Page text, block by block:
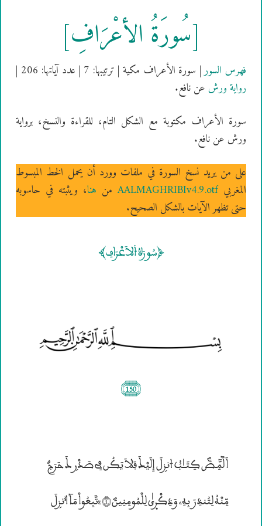
[سُورَةُ الأعْرَافِ]
فهرس السور| سورة الأعراف مكية | ترتيبها: 7 | عدد آياتها: 206 |
رواية ورشعن نافع.
سورة الأعراف مكتوبة مع الشكل التام، للقراءة والنسخ، برواية
ورش عن نافع.
على من يريد نسخ السورة في ملفات وورد أن يحمل الخط المبسوط
المغربيAALMAGHRIBIv4.9.otfمن هنا، ويثبته في حاسوبه
حتى تظهر الآيات بالشكل الصحيح.
[سُورَةُ ۴لاَعْرَافِ]
(150)
اَلَٓمِؓـصَٓؐ كِتَــٰــب٘ ۶نزۣلَ إِلَيْــكَ فَلاَ يَكُن فِى صَدْرۣكككَ حَرَجٌ
مِّنْهُ لِتُنذِرَ بِهِ” وَذِكْرۭيٰ لِلْمُومِنِينَؐ (1) “تَّبِعُواْ مَآ ٱُنزۣلَ